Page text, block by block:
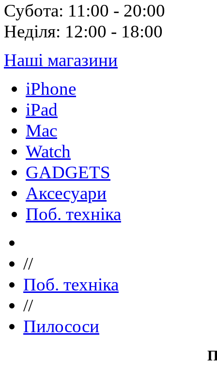
Субота: 11:00 - 20:00
Неділя: 12:00 - 18:00
Наші магазини
iPhone
iPad
Mac
Watch
GADGETS
Аксесуари
Поб. техніка
//
Поб. техніка
//
Пилососи